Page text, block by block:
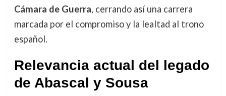
Cámara de Guerra, cerrando así una carrera
marcada por el compromiso y la lealtad al trono
español.
Relevancia actual del legado
de Abascal y Sousa